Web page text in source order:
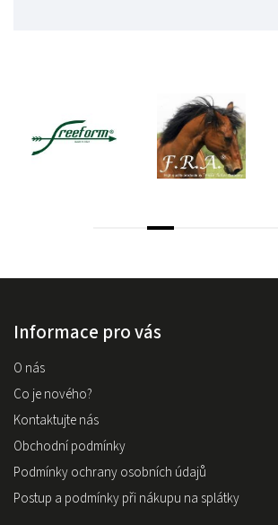
Informace pro vás
O nás
Co je nového?
Kontaktujte nás
Obchodní podmínky
Podmínky ochrany osobních údajů
Postup a podmínky při nákupu na splátky